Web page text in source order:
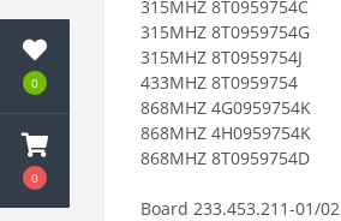
0
0
315MHZ 8T0959754C
315MHZ 8T0959754G
315MHZ 8T0959754J
433MHZ 8T0959754
868MHZ 4G0959754K
868MHZ 4H0959754K
868MHZ 8T0959754D
Board 233.453.211-01/02